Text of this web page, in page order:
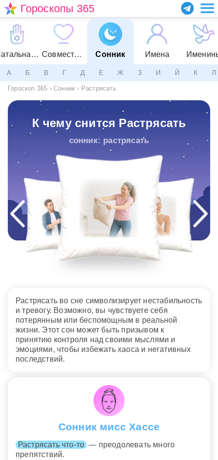
Гороскопы 365
Натальная карта Совместимость Сонник Имена
А Б В Г Д Е Ж З И Й К Л
Гороскоп 365 › Сонник › Растрясать
К чему снится Растрясать
сонник: растрясать
Растрясать во сне символизирует нестабильность
и тревогу. Возможно, вы чувствуете себя
потерянным или беспомощным в реальной
жизни. Этот сон может быть призывом к
принятию контроля над своими мыслями и
эмоциями, чтобы избежать хаоса и негативных
последствий.
Сонник мисс Хассе
Растрясать что-то — преодолевать много
препятствий.